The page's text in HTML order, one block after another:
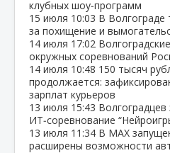
клубных шоу‑программ
15 июля 10:03 В
за похищение и
14 июля 17:02
окружных соревнований
14 июля 10:48 150 тысяч
продолжается:
зарплат курьеров
13 июля 15:43 Волгоградцев
ИТ‑соревнование
13 июля 11:34 В МАХ
расширены возможности